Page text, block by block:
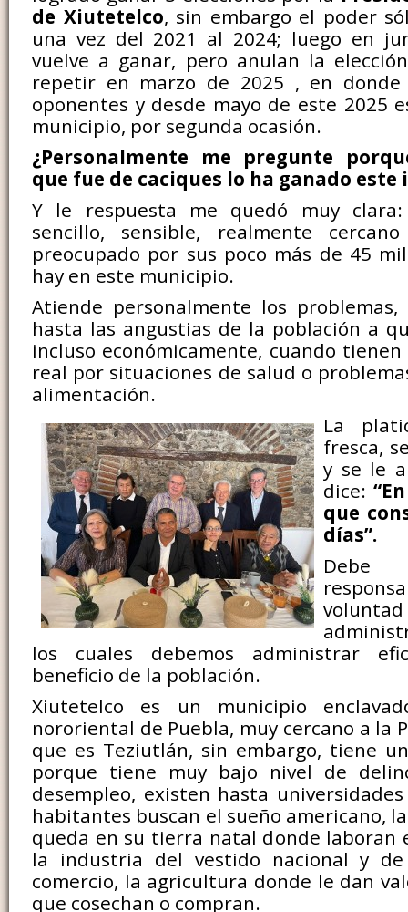
de Xiutetelco, sin embargo el poder
una vez del 2021 al 2024; luego en
vuelve a ganar, pero anulan la
repetir en marzo de 2025 , en donde
oponentes y desde mayo de este 2025
municipio, por segunda ocasión.
¿Personalmente me pregunte
que fue de caciques lo ha ganado
Y le respuesta me quedó muy
sencillo, sensible, realmente
preocupado por sus poco más de 45
hay en este municipio.
Atiende personalmente los problemas,
hasta las angustias de la población a
incluso económicamente, cuando
real por situaciones de salud o
alimentación.
La
fresca,
y se le
dice:
que
días”.
los cuales debemos administrar
beneficio de la población.
Xiutetelco es un municipio
nororiental de Puebla, muy cercano a la
que es Teziutlán, sin embargo, tiene
porque tiene muy bajo nivel de
desempleo, existen hasta
habitantes buscan el sueño americano,
queda en su tierra natal donde laboran
la industria del vestido nacional y
comercio, la agricultura donde le dan
que cosechan o compran.